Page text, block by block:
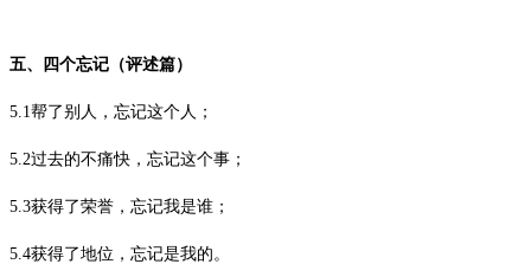
五、四个忘记（评述篇）
5.1 帮了别人，忘记这个人；
5.2过去的不痛快，忘记这个事；
5.3获得了荣誉，忘记我是谁；
5.4获得了地位，忘记是我的。